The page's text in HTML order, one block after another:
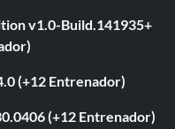
v1.0-Build.141935+
(+12 Entrenador)
(+12 Entrenador)